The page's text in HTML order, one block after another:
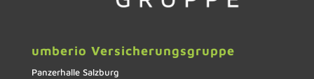
umberio Versicherungsgruppe
Panzerhalle Salzburg